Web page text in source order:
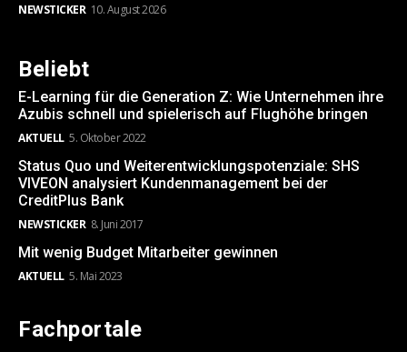
NEWSTICKER 10. August 2026
Beliebt
E-Learning für die Generation Z: Wie Unternehmen ihre
Azubis schnell und spielerisch auf Flughöhe bringen
AKTUELL 5. Oktober 2022
Status Quo und Weiterentwicklungspotenziale: SHS
VIVEON analysiert Kundenmanagement bei der
CreditPlus Bank
NEWSTICKER 8. Juni 2017
Mit wenig Budget Mitarbeiter gewinnen
AKTUELL 5. Mai 2023
Fachportale